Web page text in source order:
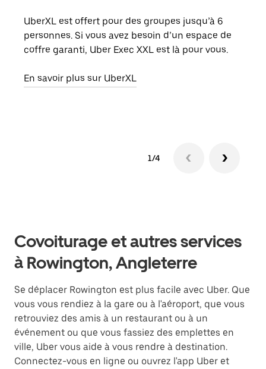
UberXL est offert pour des groupes jusqu’à 6
personnes. Si vous avez besoin d’un espace de
coffre garanti, Uber Exec XXL est là pour vous.
En savoir plus sur UberXL
1/4
Covoiturage et autres services
à Rowington, Angleterre
Se déplacer Rowington est plus facile avec Uber. Que
vous vous rendiez à la gare ou à l'aéroport, que vous
retrouviez des amis à un restaurant ou à un
événement ou que vous fassiez des emplettes en
ville, Uber vous aide à vous rendre à destination.
Connectez-vous en ligne ou ouvrez l'app Uber et